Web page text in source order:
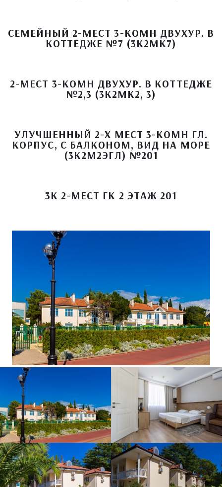
СЕМЕЙНЫЙ 2-МЕСТ 3-КОМН ДВУХУР. В
КОТТЕДЖЕ №7 (3К2МК7)
2-МЕСТ 3-КОМН ДВУХУР. В КОТТЕДЖЕ
№2,3 (3К2МК2, 3)
УЛУЧШЕННЫЙ 2-Х МЕСТ 3-КОМН ГЛ.
КОРПУС, С БАЛКОНОМ, ВИД НА МОРЕ
(3К2М2ЭГЛ) №201
3К 2-МЕСТ ГК 2 ЭТАЖ 201